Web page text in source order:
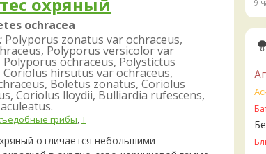
охряный
ochracea
Polyporus zonatus var ochraceus,
Polyporus versicolor var
Polyporus ochraceus, Polystictus
Coriolus hirsutus var ochraceus,
Boletus zonatus, Coriolus
Coriolus lloydii, Bulliardia rufescens,
грибы,Т
отличается небольшими
9
и
14